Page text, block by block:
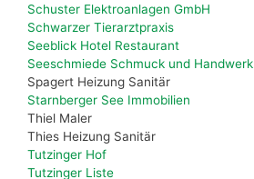
Schuster Elektroanlagen GmbH
Schwarzer Tierarztpraxis
Seeblick Hotel Restaurant
Seeschmiede Schmuck und Handwerk
Spagert Heizung Sanitär
Starnberger See Immobilien
Thiel Maler
Thies Heizung Sanitär
Tutzinger Hof
Tutzinger Liste